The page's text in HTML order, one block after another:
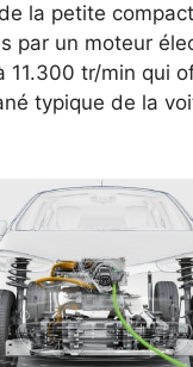
la petite
par un moteur
11.300 tr/min qui
typique de la